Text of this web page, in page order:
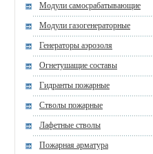
Модули самосрабатывающие
Модули газогенераторные
Генераторы аэрозоля
Огнетушащие составы
Гидранты пожарные
Стволы пожарные
Лафетные стволы
Пожарная арматура